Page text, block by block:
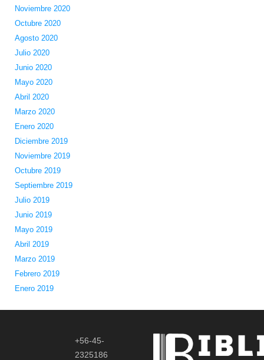
Noviembre 2020
Octubre 2020
Agosto 2020
Julio 2020
Junio 2020
Mayo 2020
Abril 2020
Marzo 2020
Enero 2020
Diciembre 2019
Noviembre 2019
Octubre 2019
Septiembre 2019
Julio 2019
Junio 2019
Mayo 2019
Abril 2019
Marzo 2019
Febrero 2019
Enero 2019
+56-45-
2325186